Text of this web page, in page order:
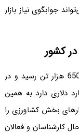
جوابگوی نیاز بازار
تولید مرغ در سال گذشته به 2 میلیون و 650 هزار تن رسید و در
دلاری طیور سهمی 6 میلیارد دلاری دارد به همین
بخش کشاورزی را
کارشناسان و فعالان